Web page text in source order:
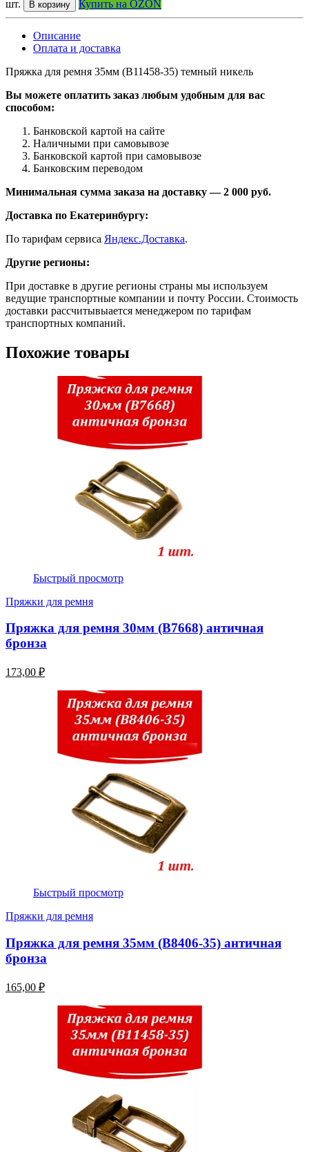
шт. В корзину Купить на OZON
Описание
Оплата и доставка
Пряжка для ремня 35мм (В11458-35) темный никель
Вы можете оплатить заказ любым удобным для вас
способом:
Банковской картой на сайте
Наличными при самовывозе
Банковской картой при самовывозе
Банковским переводом
Минимальная сумма заказа на доставку — 2 000 руб.
Доставка по Екатеринбургу:
По тарифам сервиса Яндекс.Доставка.
Другие регионы:
При доставке в другие регионы страны мы используем
ведущие транспортные компании и почту России. Стоимость
доставки рассчитывыается менеджером по тарифам
транспортных компаний.
Похожие товары
Быстрый просмотр
Пряжки для ремня
Пряжка для ремня 30мм (В7668) античная
бронза
173,00 ₽
Быстрый просмотр
Пряжки для ремня
Пряжка для ремня 35мм (В8406-35) античная
бронза
165,00 ₽